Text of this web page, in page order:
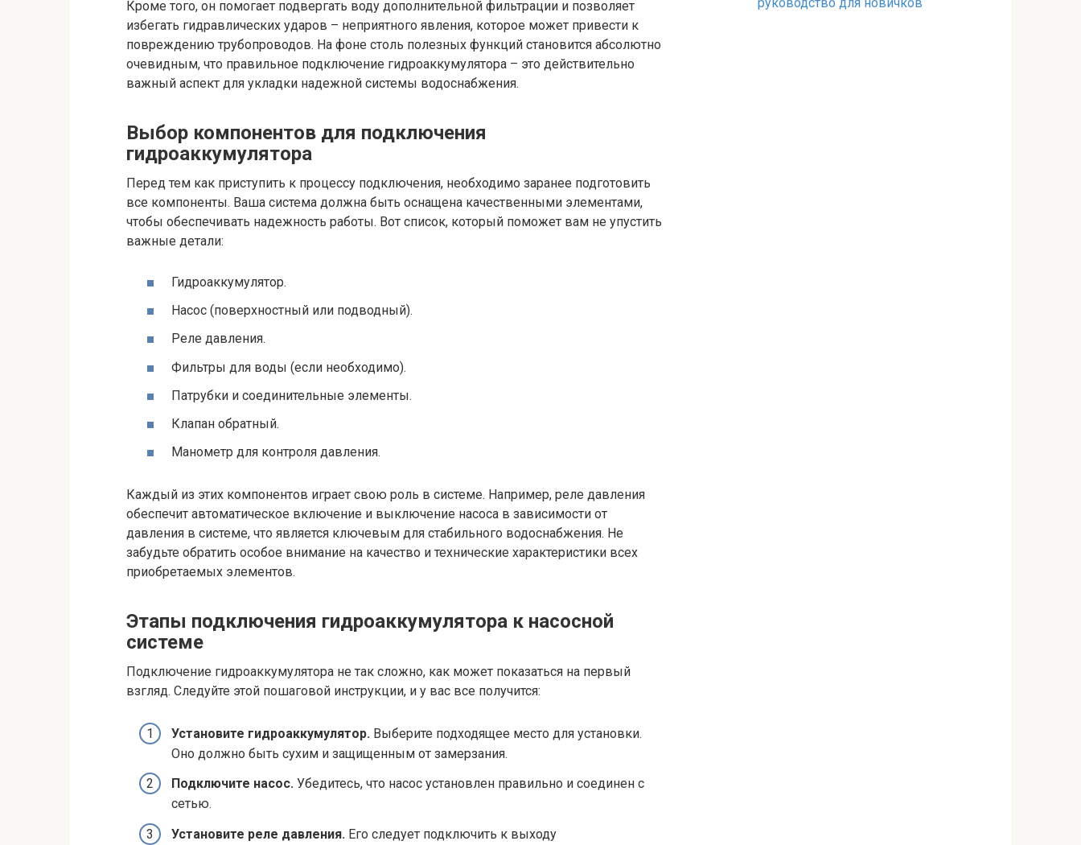
Кроме того, он помогает подвергать воду дополнительной фильтрации и позволяет
избегать гидравлических ударов – неприятного явления, которое может привести к
повреждению трубопроводов. На фоне столь полезных функций становится абсолютно
очевидным, что правильное подключение гидроаккумулятора – это действительно
важный аспект для укладки надежной системы водоснабжения.
Выбор компонентов для подключения
гидроаккумулятора
Перед тем как приступить к процессу подключения, необходимо заранее подготовить
все компоненты. Ваша система должна быть оснащена качественными элементами,
чтобы обеспечивать надежность работы. Вот список, который поможет вам не упустить
важные детали:
Гидроаккумулятор.
Насос (поверхностный или подводный).
Реле давления.
Фильтры для воды (если необходимо).
Патрубки и соединительные элементы.
Клапан обратный.
Манометр для контроля давления.
Каждый из этих компонентов играет свою роль в системе. Например, реле давления
обеспечит автоматическое включение и выключение насоса в зависимости от
давления в системе, что является ключевым для стабильного водоснабжения. Не
забудьте обратить особое внимание на качество и технические характеристики всех
приобретаемых элементов.
Этапы подключения гидроаккумулятора к насосной
системе
Подключение гидроаккумулятора не так сложно, как может показаться на первый
взгляд. Следуйте этой пошаговой инструкции, и у вас все получится:
Установите гидроаккумулятор. Выберите подходящее место для установки.
Оно должно быть сухим и защищенным от замерзания.
Подключите насос. Убедитесь, что насос установлен правильно и соединен с
сетью.
Установите реле давления. Его следует подключить к выходу